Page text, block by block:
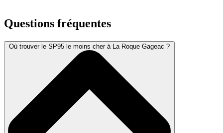
Questions fréquentes
Où trouver le SP95 le moins cher à La Roque Gageac ?